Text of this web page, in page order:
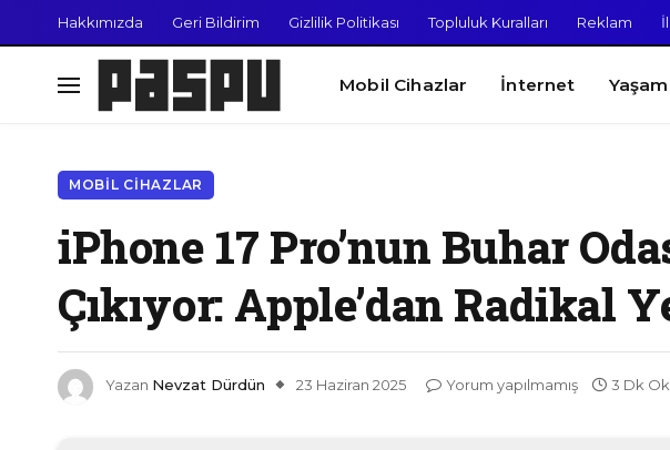
Hakkımızda Geri Bildirim Gizlilik Politikası Topluluk Kuralları Reklam
Mobil Cihazlar İnternet Yaşam
MOBIL CIHAZLAR
iPhone 17 Pro’nun Buhar
Çıkıyor: Apple’dan Radikal
Yazan Nevzat Dürdün 23 Haziran 2025 Yorum yapılmamış 3 Dk